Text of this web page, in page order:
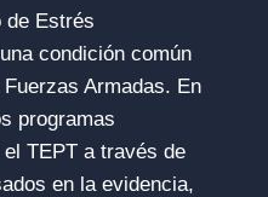
de Estrés
condición común
Armadas. En
programas
TEPT a través de
en la evidencia,